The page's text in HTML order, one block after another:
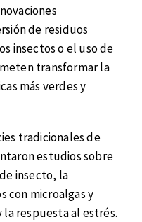
de residuos
insectos o el uso de
transformar la
más verdes y
tradicionales de
estudios sobre
insecto, la
con microalgas y
respuesta al estrés.